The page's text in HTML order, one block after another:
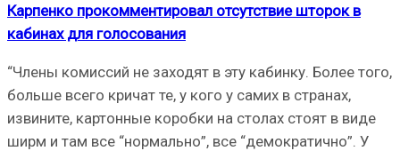
Карпенко прокомментировал отсутствие шторок в
кабинах для голосования
“Члены комиссий не заходят в эту кабинку. Более того,
больше всего кричат те, у кого у самих в странах,
извините, картонные коробки на столах стоят в виде
ширм и там все “нормально”, все “демократично”. У